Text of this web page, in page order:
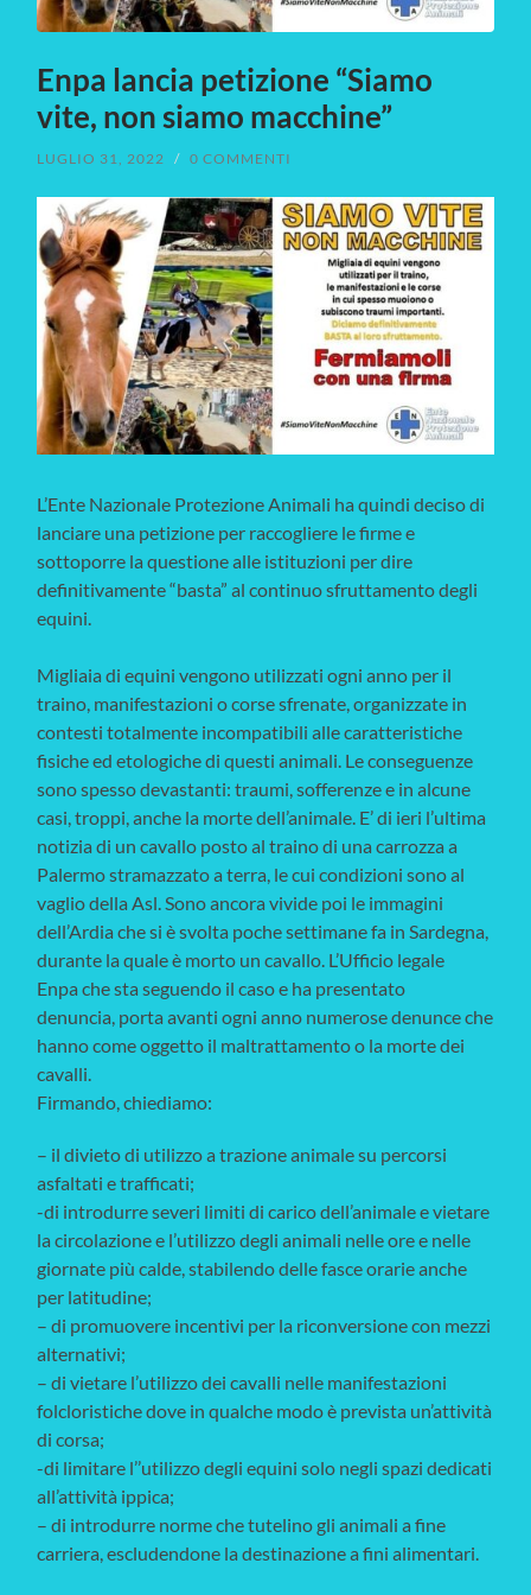
Enpa lancia petizione “Siamo
vite, non siamo macchine”
LUGLIO 31, 2022 / 0 COMMENTI
L’Ente Nazionale Protezione Animali ha quindi deciso di
lanciare una petizione per raccogliere le firme e
sottoporre la questione alle istituzioni per dire
definitivamente “basta” al continuo sfruttamento degli
equini.
Migliaia di equini vengono utilizzati ogni anno per il
traino, manifestazioni o corse sfrenate, organizzate in
contesti totalmente incompatibili alle caratteristiche
fisiche ed etologiche di questi animali. Le conseguenze
sono spesso devastanti: traumi, sofferenze e in alcune
casi, troppi, anche la morte dell’animale. E’ di ieri l’ultima
notizia di un cavallo posto al traino di una carrozza a
Palermo stramazzato a terra, le cui condizioni sono al
vaglio della Asl. Sono ancora vivide poi le immagini
dell’Ardia che si è svolta poche settimane fa in Sardegna,
durante la quale è morto un cavallo. L’Ufficio legale
Enpa che sta seguendo il caso e ha presentato
denuncia, porta avanti ogni anno numerose denunce che
hanno come oggetto il maltrattamento o la morte dei
cavalli.
Firmando, chiediamo:
– il divieto di utilizzo a trazione animale su percorsi
asfaltati e trafficati;
-di introdurre severi limiti di carico dell’animale e vietare
la circolazione e l’utilizzo degli animali nelle ore e nelle
giornate più calde, stabilendo delle fasce orarie anche
per latitudine;
– di promuovere incentivi per la riconversione con mezzi
alternativi;
– di vietare l’utilizzo dei cavalli nelle manifestazioni
folcloristiche dove in qualche modo è prevista un’attività
di corsa;
-di limitare l’’utilizzo degli equini solo negli spazi dedicati
all’attività ippica;
– di introdurre norme che tutelino gli animali a fine
carriera, escludendone la destinazione a fini alimentari.